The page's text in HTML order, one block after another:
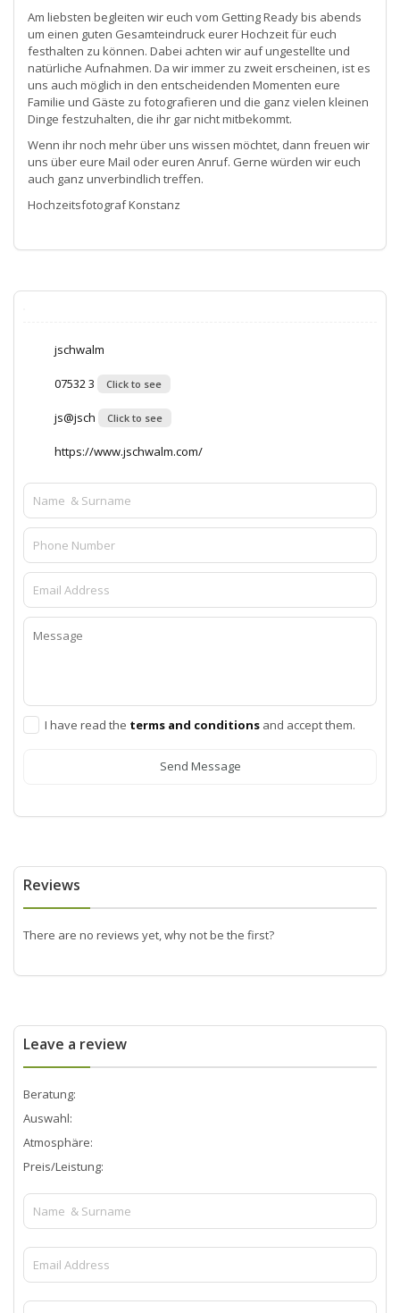
Am liebsten begleiten wir euch vom Getting Ready bis abends
um einen guten Gesamteindruck eurer Hochzeit für euch
festhalten zu können. Dabei achten wir auf ungestellte und
natürliche Aufnahmen. Da wir immer zu zweit erscheinen, ist es
uns auch möglich in den entscheidenden Momenten eure
Familie und Gäste zu fotografieren und die ganz vielen kleinen
Dinge festzuhalten, die ihr gar nicht mitbekommt.
Wenn ihr noch mehr über uns wissen möchtet, dann freuen wir
uns über eure Mail oder euren Anruf. Gerne würden wir euch
auch ganz unverbindlich treffen.
Hochzeitsfotograf Konstanz
jschwalm
07532 3 Click to see
js@jsch Click to see
https://www.jschwalm.com/
I have read the terms and conditions and accept them.
Send Message
Reviews
There are no reviews yet, why not be the first?
Leave a review
Beratung:
Auswahl:
Atmosphäre:
Preis/Leistung: